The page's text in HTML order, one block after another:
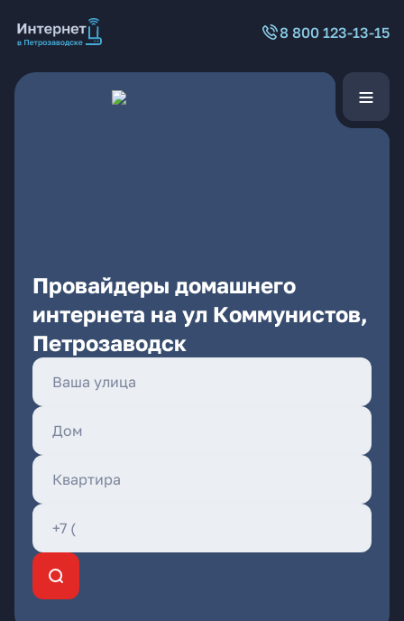
8 800 123-13-15
Провайдеры домашнего
интернета на ул Коммунистов,
Петрозаводск